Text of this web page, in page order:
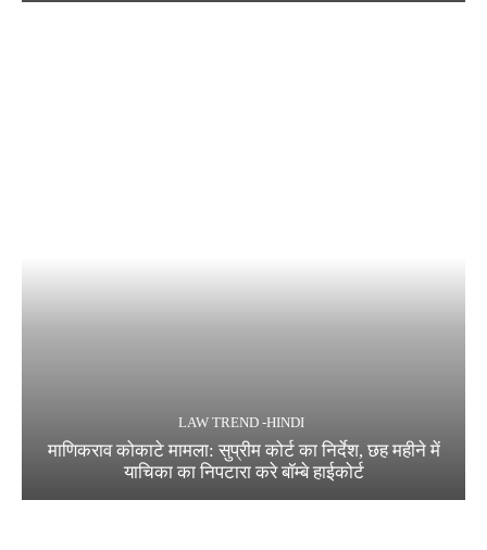
LAW TREND -HINDI
माणिकराव कोकाटे मामला: सुप्रीम कोर्ट का निर्देश, छह महीने में
याचिका का निपटारा करे बॉम्बे हाईकोर्ट